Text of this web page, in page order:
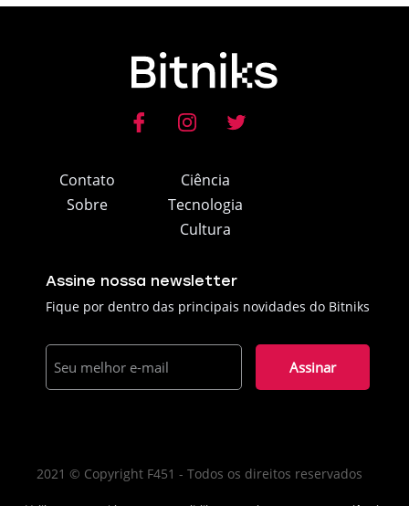
Contato
Sobre
2021 © Copyright F451 - Todos os direitos reservados
Ciência
Tecnologia
Cultura
Assine nossa newsletter
Fique por dentro das principais novidades do Bitniks
E-
mail